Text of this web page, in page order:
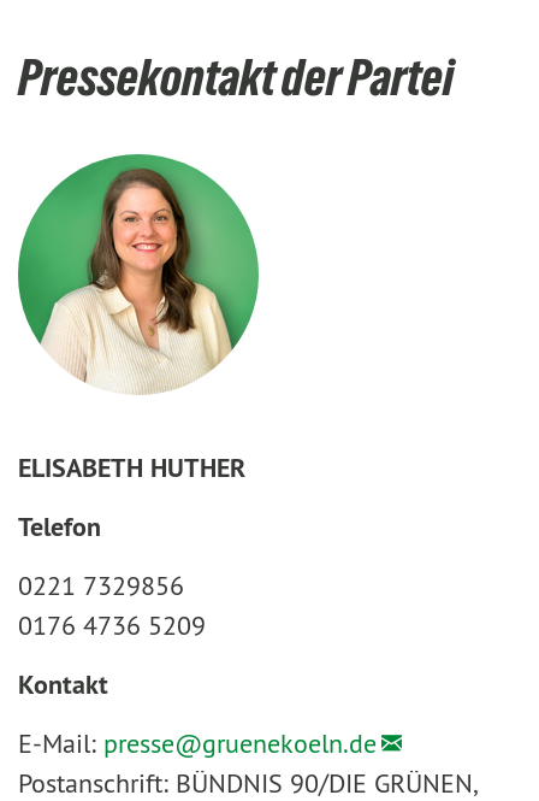
Pressekontakt der Partei
ELISABETH HUTHER
Telefon
0221 7329856
0176 4736 5209
Kontakt
E-Mail: presse@gruenekoeln.de
Postanschrift: BÜNDNIS 90/DIE GRÜNEN,